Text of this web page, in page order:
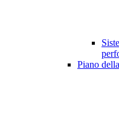
Piano